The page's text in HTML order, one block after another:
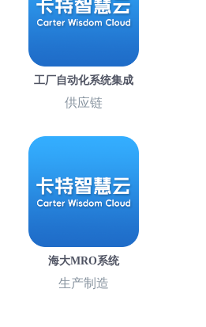
工厂自动化系统集成
供应链
海大MRO系统
生产制造